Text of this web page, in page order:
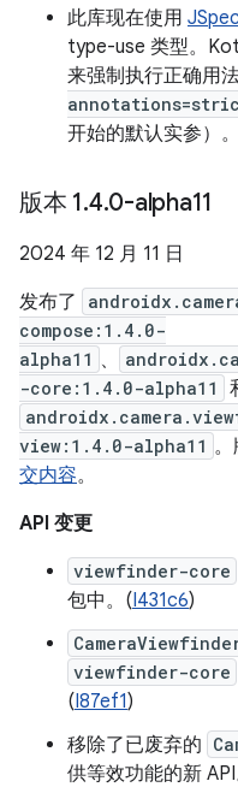
此库现在使用
type-use 类型。
来强制执行正确用法
开始的默认实参）
版本 1.4.0-alpha11
2024 年 12 月 11 日
发布了
compose:1.4.0-
alpha11 、
-core:1.4.0-alpha11
view:1.4.0-alpha11
交内容。
API 变更
viewfinder-core
包中。(I431c6)
viewfinder-core
(I87ef1)
移除了已废弃的
供等效功能的新